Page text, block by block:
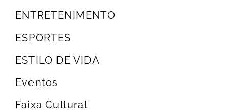
ENTRETENIMENTO
ESPORTES
ESTILO DE VIDA
Eventos
Faixa Cultural